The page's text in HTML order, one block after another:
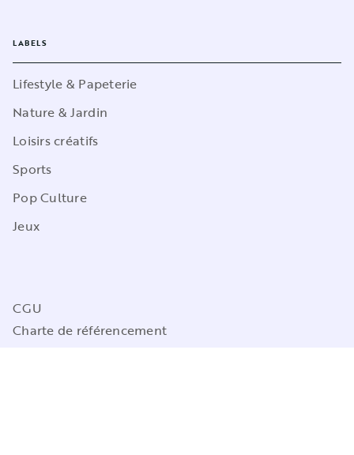
LABELS
Lifestyle & Papeterie
Nature & Jardin
Loisirs créatifs
Sports
Pop Culture
Jeux
CGU
Charte de référencement